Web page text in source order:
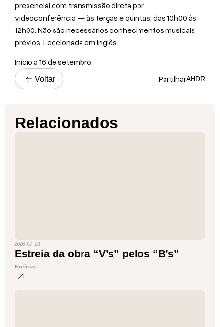
presencial com transmissão direta por
videoconferência — às terças e quintas, das 10h00 às
12h00. Não são necessários conhecimentos musicais
prévios. Leccionada em inglês.
Início a 16 de setembro.
Voltar PartilharAHDR
Relacionados
2026 · 07 · 23
Estreia da obra “V’s” pelos “B’s”
Notícias